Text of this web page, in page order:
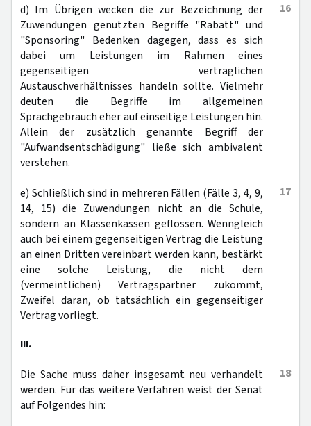
16
d) Im Übrigen wecken die zur Bezeichnung der
Zuwendungen genutzten Begriffe "Rabatt" und
"Sponsoring" Bedenken dagegen, dass es sich
dabei um Leistungen im Rahmen eines
gegenseitigen vertraglichen
Austauschverhältnisses handeln sollte. Vielmehr
deuten die Begriffe im allgemeinen
Sprachgebrauch eher auf einseitige Leistungen hin.
Allein der zusätzlich genannte Begriff der
"Aufwandsentschädigung" ließe sich ambivalent
verstehen.
17
e) Schließlich sind in mehreren Fällen (Fälle 3, 4, 9,
14, 15) die Zuwendungen nicht an die Schule,
sondern an Klassenkassen geflossen. Wenngleich
auch bei einem gegenseitigen Vertrag die Leistung
an einen Dritten vereinbart werden kann, bestärkt
eine solche Leistung, die nicht dem
(vermeintlichen) Vertragspartner zukommt,
Zweifel daran, ob tatsächlich ein gegenseitiger
Vertrag vorliegt.
III.
18
Die Sache muss daher insgesamt neu verhandelt
werden. Für das weitere Verfahren weist der Senat
auf Folgendes hin: